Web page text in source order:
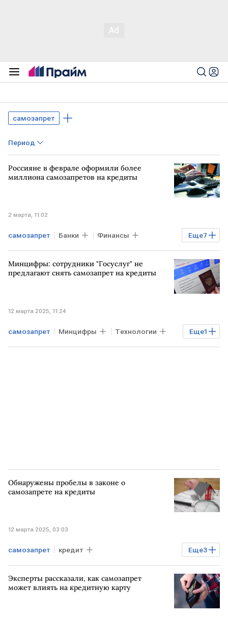
самозапрет
Период
Россияне в феврале оформили более
миллиона самозапретов на кредиты
2 марта, 11:02
Еще7
самозапрет Банки Финансы
Бизнес МАГАДАНСКАЯ ОБЛАСТЬ
КОМИ Камчатский край кредит
Минцифры: сотрудники "Госуслуг" не
предлагают снять самозапрет на кредиты
12 марта 2025, 11:24
Еще1
самозапрет Минцифры Технологии
самозапрет на кредиты
Обнаружены пробелы в законе о
самозапрете на кредиты
12 марта 2025, 03:03
Еще3
самозапрет кредит
самозапрет на кредиты Бизнес
Общество
Эксперты рассказали, как самозапрет
может влиять на кредитную карту